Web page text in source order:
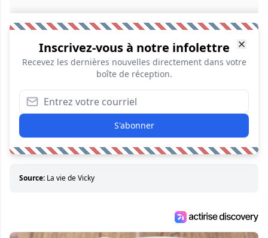
Inscrivez-vous à notre infolettre
Recevez les dernières nouvelles directement dans votre
boîte de réception.
S'abonner
Source: La vie de Vicky